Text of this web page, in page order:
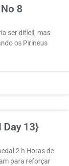
8
ser difícil, mas
os Pirineus
Day 13}
2 h Horas de
para reforçar